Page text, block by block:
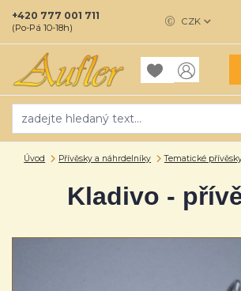
CZK
+420 777 001 711
(Po-Pá 10-18h)
Úvod Přívěsky a náhrdelníky Tematické
Kladivo -